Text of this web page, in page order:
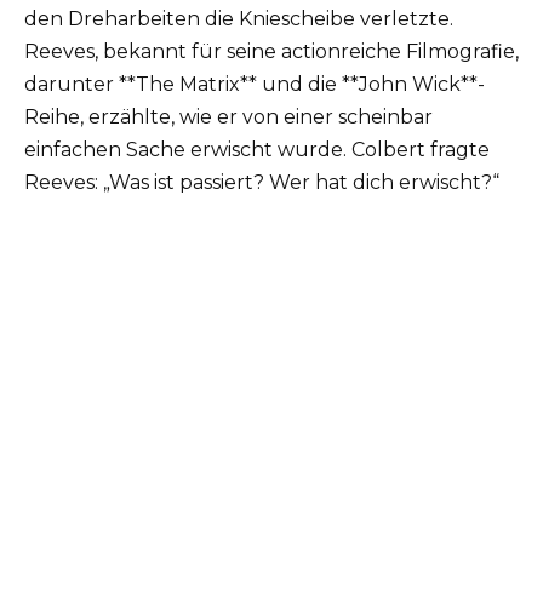
den Dreharbeiten die Kniescheibe verletzte.
Reeves, bekannt für seine actionreiche Filmografie,
darunter **The Matrix** und die **John Wick**-
Reihe, erzählte, wie er von einer scheinbar
einfachen Sache erwischt wurde. Colbert fragte
Reeves: „Was ist passiert? Wer hat dich erwischt?“